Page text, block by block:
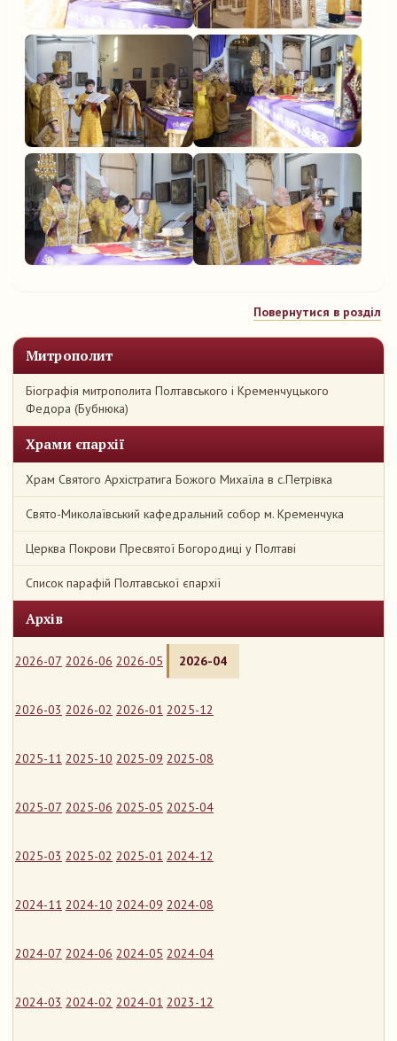
Митрополит
Біографія митрополита Полтавського і Кременчуцького
Федора (Бубнюка)
Храми єпархії
Храм Святого Архістратига Божого Михаїла в с.Петрівка
Свято-Миколаївський кафедральний собор м. Кременчука
Церква Покрови Пресвятої Богородиці у Полтаві
Список парафій Полтавської єпархії
Архів
2026-07 2026-06 2026-05 2026-04
2026-03 2026-02 2026-01 2025-12
2025-11 2025-10 2025-09 2025-08
2025-07 2025-06 2025-05 2025-04
2025-03 2025-02 2025-01 2024-12
2024-11 2024-10 2024-09 2024-08
2024-07 2024-06 2024-05 2024-04
2024-03 2024-02 2024-01 2023-12
Повернутися в розділ